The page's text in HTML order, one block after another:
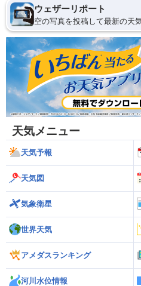
ウェザーリポート
空の写真を投稿して最新の天
天気メニュー
天気予報
天気図
気象衛星
世界天気
アメダスランキング
河川水位情報